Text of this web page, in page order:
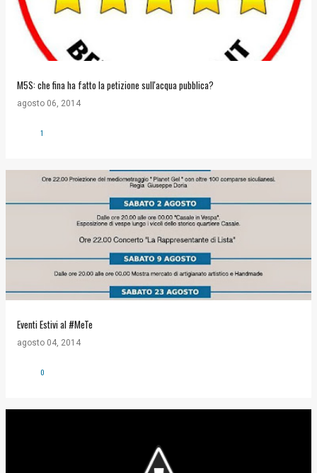
M5S: che fina ha fatto la petizione sull'acqua pubblica?
agosto 06, 2014
1
Eventi Estivi al #MeTe
agosto 04, 2014
0